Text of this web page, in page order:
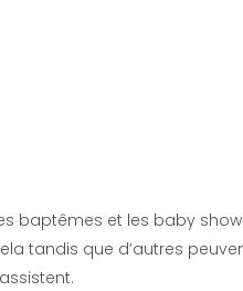
baptêmes et les baby
tandis que d’autres